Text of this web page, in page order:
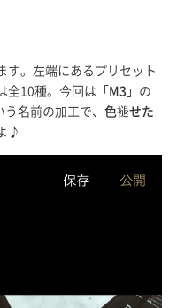
す。左端にあるプリセット
全10種。今回は「 M3 」の
う名前の加工で、 色褪せた
♪